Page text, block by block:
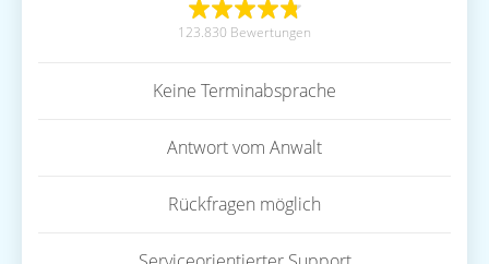
123.830 Bewertungen
Keine Terminabsprache
Antwort vom Anwalt
Rückfragen möglich